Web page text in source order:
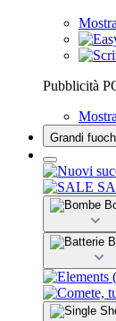
Pubblicità
Grandi